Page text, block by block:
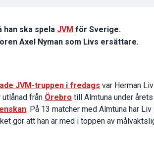
han ska spela JVM för Sverige.
Axel Nyman som Livs ersättare.
JVM-truppen i fredags var Herman
från Örebro till Almtuna under
. På 13 matcher med Almtuna har
gör att han är med i toppen av